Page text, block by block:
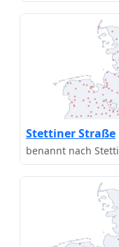
Stettiner Straße
benannt nach